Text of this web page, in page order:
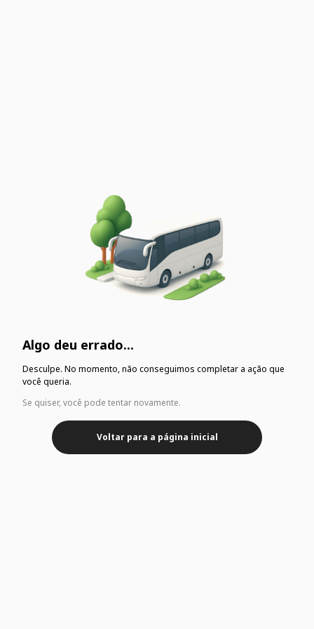
Algo deu errado...
Desculpe. No momento, não conseguimos completar a ação que
você queria.
Se quiser, você pode tentar novamente.
Voltar para a página inicial